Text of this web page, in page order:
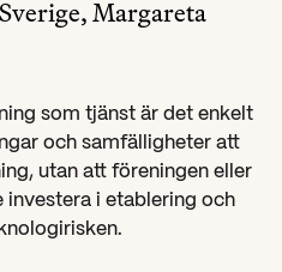
Margareta
som tjänst är det enkelt
och samfälligheter att
utan att föreningen eller
investera i etablering och